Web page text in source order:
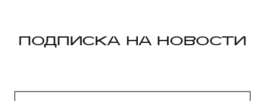
ПОДПИСКА НА НОВОСТИ